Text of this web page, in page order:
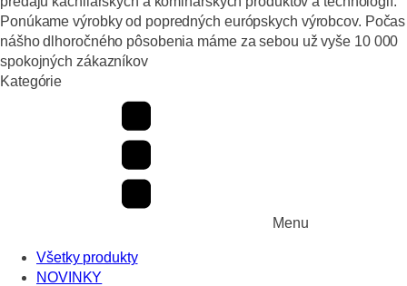
Ponúkame výrobky od popredných európskych výrobcov. Počas
nášho dlhoročného pôsobenia máme za sebou už vyše 10 000
spokojných zákazníkov
Kategórie
Menu
Všetky produkty
NOVINKY